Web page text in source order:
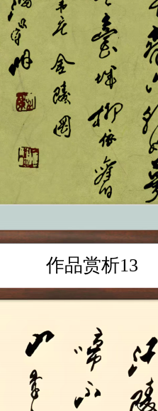
作品赏析13